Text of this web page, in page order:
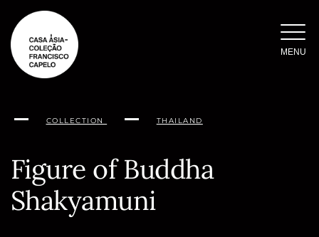
content
MENU
COLLECTION THAILAND
Figure of Buddha
Shakyamuni
Conteúdo